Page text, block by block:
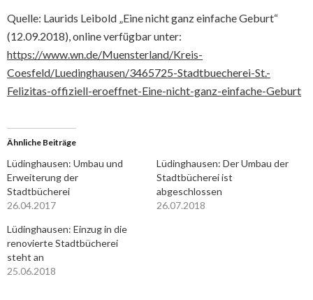
Quelle: Laurids Leibold „Eine nicht ganz einfache Geburt“
(12.09.2018), online verfügbar unter:
https://www.wn.de/Muensterland/Kreis-
Coesfeld/Luedinghausen/3465725-Stadtbuecherei-St.-
Felizitas-offiziell-eroeffnet-Eine-nicht-ganz-einfache-Geburt
Ähnliche Beiträge
Lüdinghausen: Umbau und
Erweiterung der
Stadtbücherei
26.04.2017
Lüdinghausen: Der Umbau der
Stadtbücherei ist
abgeschlossen
26.07.2018
Lüdinghausen: Einzug in die
renovierte Stadtbücherei
steht an
25.06.2018